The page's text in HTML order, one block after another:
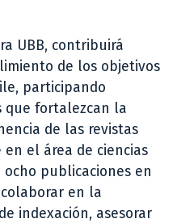
UBB, contribuirá
de los objetivos
participando
que fortalezcan la
de las revistas
el área de ciencias
publicaciones en
en la
indexación, asesorar